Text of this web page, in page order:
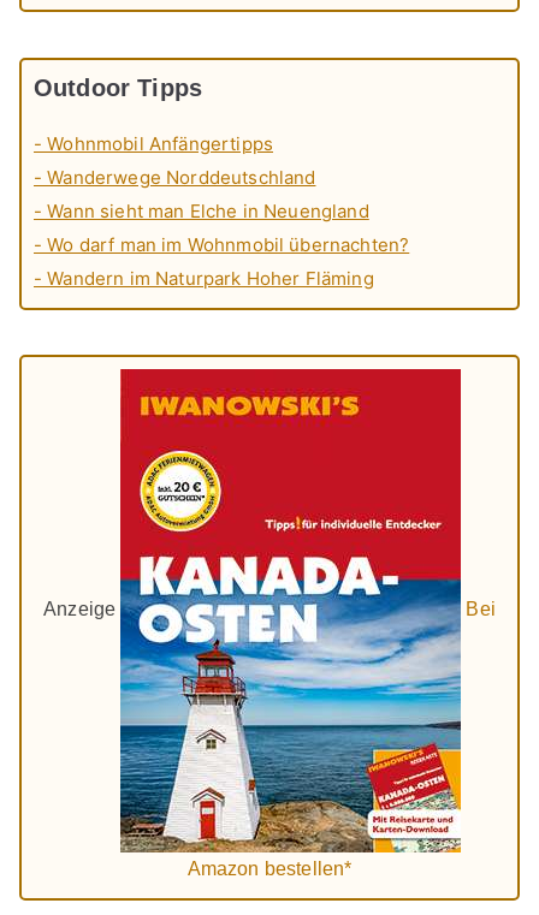
Outdoor Tipps
- Wohnmobil Anfängertipps
- Wanderwege Norddeutschland
- Wann sieht man Elche in Neuengland
- Wo darf man im Wohnmobil übernachten?
- Wandern im Naturpark Hoher Fläming
Anzeige Bei
Amazon bestellen*